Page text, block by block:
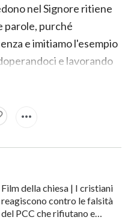
nel Signore ritiene
parole, purché
e imitiamo l'esempio
e lavorando
di Dio e verremo
una simile ricerca
e l'ammissione al
è no, in che modo
l'elogio del Signore ed
Cieli?
Film della chiesa | I cristiani
reagiscono contro le falsità
del PCC che rifiutano e